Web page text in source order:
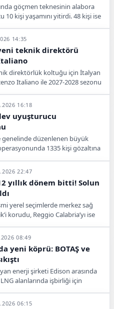
göçmen teknesinin alabora
10 kişi yaşamını yitirdi. 48 kişi ise
14:35
teknik direktörü
direktörlük koltuğu için İtalyan
Italiano ile 2027-2028 sezonu
16:18
uyuşturucu
genelinde düzenlenen büyük
1335 kişi gözaltına
22:47
yıllık dönem bitti! Solun
yerel seçimlerde merkez sağ
korudu, Reggio Calabria’yı ise
08:49
yeni köprü: BOTAŞ ve
enerji şirketi Edison arasında
alanlarında işbirliği için
06:15